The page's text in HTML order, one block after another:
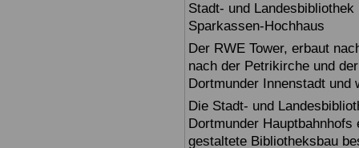
Stadt- und
Sparkassen-Hochhaus
Der RWE Tower, erbaut
nach der Petrikirche und
Dortmunder Innenstadt und
Die Stadt- und
Dortmunder
gestaltete Bibliotheksbau